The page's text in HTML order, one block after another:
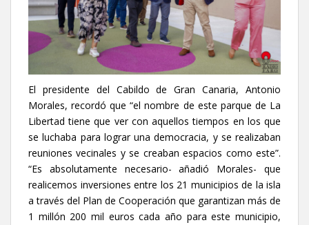
El presidente del Cabildo de Gran Canaria, Antonio
Morales, recordó que “el nombre de este parque de La
Libertad tiene que ver con aquellos tiempos en los que
se luchaba para lograr una democracia, y se realizaban
reuniones vecinales y se creaban espacios como este”.
“Es absolutamente necesario- añadió Morales- que
realicemos inversiones entre los 21 municipios de la isla
a través del Plan de Cooperación que garantizan más de
1 millón 200 mil euros cada año para este municipio,